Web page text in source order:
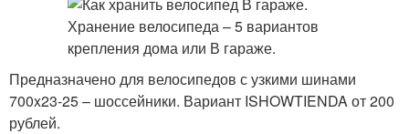
Предназначено для велосипедов с узкими шинами
700x23-25 – шоссейники. Вариант ISHOWTIENDA от 200
рублей.